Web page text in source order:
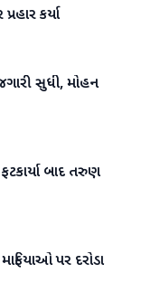
કર્યા
સુધી, મોહન
બાદ તરુણ
પર દરોડા